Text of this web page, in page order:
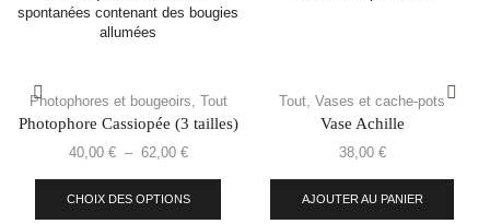
Photophores et bougeoirs, Tout
Photophore Cassiopée (3 tailles)
40,00 € – 62,00 €
CHOIX DES OPTIONS
Tout, Vases et cache-pots
Vase Achille
38,00 €
AJOUTER AU PANIER